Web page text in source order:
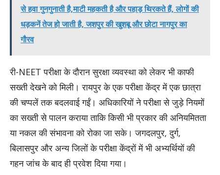
से हवा गुनगुनाती है,माटी महकती है और पहाड़ थिरकते हैं, लोगों की
धड़कनें तेज हो जाती है, जशपुर की खुशबू और छोटा नागपुर का
गौरव
री-NEET परीक्षा के दौरान सुरक्षा व्यवस्था को लेकर भी काफी
सख्ती देखने को मिली। रायपुर के एक परीक्षा केंद्र में एक छात्रा
की चप्पलें तक बदलवाई गईं। अधिकारियों ने परीक्षा से जुड़े नियमों
का सख्ती से पालन कराया ताकि किसी भी प्रकार की अनियमितता
या नकल की संभावना को रोका जा सके। जगदलपुर, दुर्ग,
बिलासपुर और अन्य जिलों के परीक्षा केंद्रों में भी अभ्यर्थियों की
गहन जांच के बाद ही प्रवेश दिया गया।